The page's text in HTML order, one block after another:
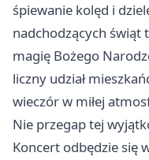
śpiewanie kolęd i
nadchodzących świąt
magię Bożego
liczny udział
wieczór w miłej
Nie przegap tej
Koncert odbędzie się